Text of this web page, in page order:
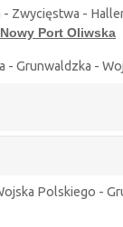
-
Nowy Port Oliwska
- Grunwaldzka -
Polskiego -